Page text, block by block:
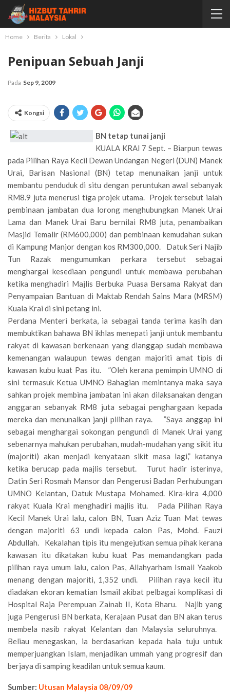
Home Berita Lokal
Penipuan Sebuah Janji
Pada Sep 9, 2009
Kongsi
BN tetap tunai janji
KUALA KRAI 7 Sept. – Biarpun tewas
pada Pilihan Raya Kecil Dewan Undangan Negeri (DUN) Manek
Urai, Barisan Nasional (BN) tetap menunaikan janji untuk
membantu penduduk di situ dengan peruntukan awal sebanyak
RM8.9 juta menerusi tiga projek utama. Projek tersebut ialah
pembinaan jambatan dua lorong menghubungkan Manek Urai
Lama dan Manek Urai Baru bernilai RM8 juta, penambaikan
Masjid Temalir (RM600,000) dan pembinaan kemudahan sukan
di Kampung Manjor dengan kos RM300,000. Datuk Seri Najib
Tun Razak mengumumkan perkara tersebut sebagai
menghargai kesediaan pengundi untuk membawa perubahan
ketika menghadiri Majlis Berbuka Puasa Bersama Rakyat dan
Penyampaian Bantuan di Maktab Rendah Sains Mara (MRSM)
Kuala Krai di sini petang ini.
Perdana Menteri berkata, ia sebagai tanda terima kasih dan
membuktikan bahawa BN ikhlas menepati janji untuk membantu
rakyat di kawasan berkenaan yang dianggap sudah membawa
kemenangan walaupun tewas dengan majoriti amat tipis di
kawasan kubu kuat Pas itu. ”Oleh kerana pemimpin UMNO di
sini termasuk Ketua UMNO Bahagian memintanya maka saya
sahkan projek membina jambatan ini akan dilaksanakan dengan
anggaran sebanyak RM8 juta sebagai penghargaan kepada
mereka dan menunaikan janji pilihan raya. ”Saya anggap ini
sebagai menghargai sokongan pengundi di Manek Urai yang
sebenarnya mahukan perubahan, mudah-mudahan yang sikit itu
(majoriti) akan menjadi kenyataan sikit masa lagi,” katanya
ketika berucap pada majlis tersebut. Turut hadir isterinya,
Datin Seri Rosmah Mansor dan Pengerusi Badan Perhubungan
UMNO Kelantan, Datuk Mustapa Mohamed. Kira-kira 4,000
rakyat Kuala Krai menghadiri majlis itu. Pada Pilihan Raya
Kecil Manek Urai lalu, calon BN, Tuan Aziz Tuan Mat tewas
dengan majoriti 63 undi kepada calon Pas, Mohd. Fauzi
Abdullah. Kekalahan tipis itu mengejutkan semua pihak kerana
kawasan itu dikatakan kubu kuat Pas memandangkan pada
pilihan raya umum lalu, calon Pas, Allahyarham Ismail Yaakob
menang dengan majoriti, 1,352 undi. Pilihan raya kecil itu
diadakan ekoran kematian Ismail akibat pelbagai komplikasi di
Hospital Raja Perempuan Zainab II, Kota Bharu. Najib yang
juga Pengerusi BN berkata, Kerajaan Pusat dan BN akan terus
membela nasib rakyat Kelantan dan Malaysia seluruhnya.
Beliau menegaskan, ia berdasarkan kepada hala tuju untuk
memperjuangkan Islam, menjadikan ummah yang progresif dan
berjaya di samping keadilan untuk semua kaum.
Sumber: Utusan Malaysia 08/09/09